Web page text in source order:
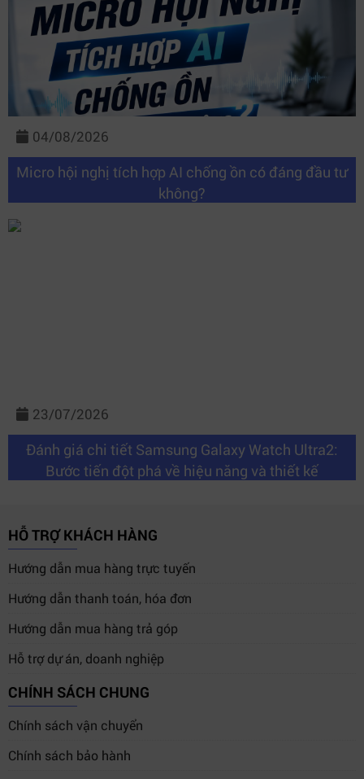
04/08/2026
Micro hội nghị tích hợp AI chống ồn có đáng đầu tư
không?
23/07/2026
Đánh giá chi tiết Samsung Galaxy Watch Ultra2:
Bước tiến đột phá về hiệu năng và thiết kế
HỖ TRỢ KHÁCH HÀNG
Hướng dẫn mua hàng trực tuyến
Hướng dẫn thanh toán, hóa đơn
Hướng dẫn mua hàng trả góp
Hỗ trợ dự án, doanh nghiệp
CHÍNH SÁCH CHUNG
Chính sách vận chuyển
Chính sách bảo hành